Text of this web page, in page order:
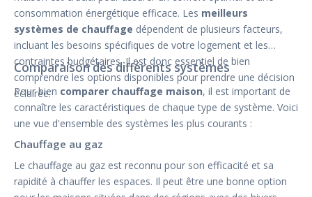
consommation énergétique efficace. Les meilleurs
systèmes de chauffage dépendent de plusieurs facteurs,
incluant les besoins spécifiques de votre logement et les
contraintes budgétaires. Il est donc essentiel de bien
comprendre les options disponibles pour prendre une décision
éclairée.
Comparaison des différents systèmes
Pour bien comparer chauffage maison, il est important de
connaître les caractéristiques de chaque type de système. Voici
une vue d'ensemble des systèmes les plus courants :
Chauffage au gaz
Le chauffage au gaz est reconnu pour son efficacité et sa
rapidité à chauffer les espaces. Il peut être une bonne option